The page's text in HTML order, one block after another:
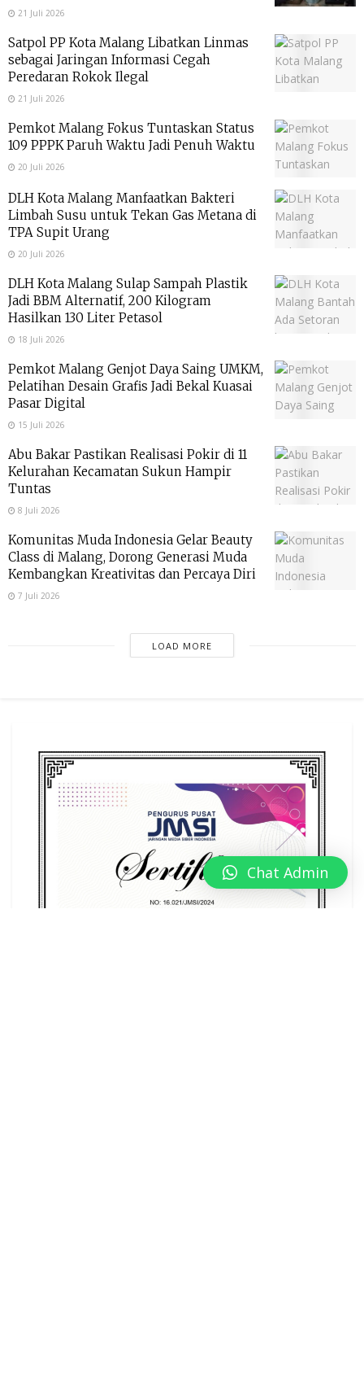
21 Juli 2026
Satpol PP Kota Malang Libatkan Linmas
sebagai Jaringan Informasi Cegah
Peredaran Rokok Ilegal
21 Juli 2026
Pemkot Malang Fokus Tuntaskan Status
109 PPPK Paruh Waktu Jadi Penuh Waktu
20 Juli 2026
DLH Kota Malang Manfaatkan Bakteri
Limbah Susu untuk Tekan Gas Metana di
TPA Supit Urang
20 Juli 2026
DLH Kota Malang Sulap Sampah Plastik
Jadi BBM Alternatif, 200 Kilogram
Hasilkan 130 Liter Petasol
18 Juli 2026
Pemkot Malang Genjot Daya Saing UMKM,
Pelatihan Desain Grafis Jadi Bekal Kuasai
Pasar Digital
15 Juli 2026
Abu Bakar Pastikan Realisasi Pokir di 11
Kelurahan Kecamatan Sukun Hampir
Tuntas
8 Juli 2026
Komunitas Muda Indonesia Gelar Beauty
Class di Malang, Dorong Generasi Muda
Kembangkan Kreativitas dan Percaya Diri
7 Juli 2026
LOAD MORE
Chat Admin